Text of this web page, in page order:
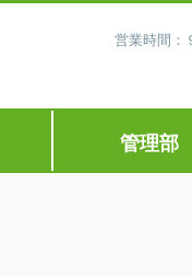
営業時間：
管理部